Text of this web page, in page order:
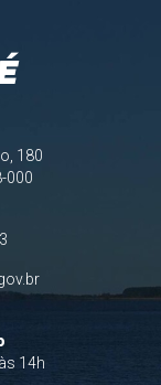
180
000
14h